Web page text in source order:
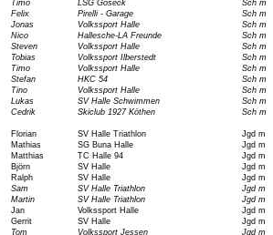
Timo LSG Goseck Sch m
Felix Pirelli - Garage Sch m
Jonas Volkssport Halle Sch m
Nico Hallesche-LA Freunde Sch m
Steven Volkssport Halle Sch m
Tobias Volkssport Ilberstedt Sch m
Timo Volkssport Halle Sch m
Stefan HKC 54 Sch m
Tino Volkssport Halle Sch m
Lukas SV Halle Schwimmen Sch m
Cedrik Skiclub 1927 Köthen Sch m
Florian SV Halle Triathlon Jgd m
Mathias SG Buna Halle Jgd m
Matthias TC Halle 94 Jgd m
Björn SV Halle Jgd m
Ralph SV Halle Jgd m
Sam SV Halle Triathlon Jgd m
Martin SV Halle Triathlon Jgd m
Jan Volkssport Halle Jgd m
Gerrit SV Halle Jgd m
Tom Volkssport Jessen Jgd m